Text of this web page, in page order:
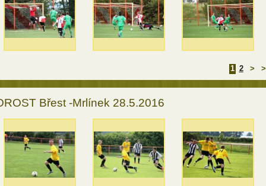
1 2 >
Břest -Mrlínek 28.5.2016